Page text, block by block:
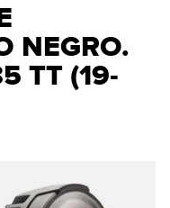
NEGRO.
TT (19-